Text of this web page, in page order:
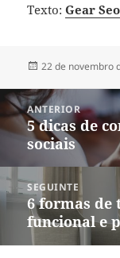
Texto:Gear Seo
Publicado
22 de novembro
Navegação
de
Post
ANTERIOR
Post
anterior:
5 dicas de
sociais
SEGUINTE
Próximo
post:
6 formas de
funcional e